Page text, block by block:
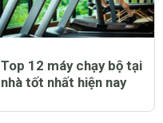
Top 12 máy chạy bộ tại
nhà tốt nhất hiện nay